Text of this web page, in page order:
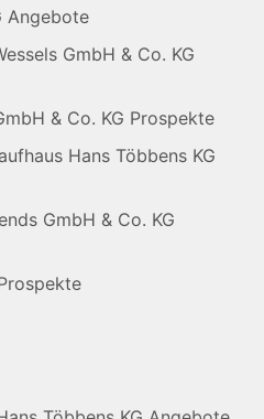
Angebote
GmbH & Co. KG
& Co. KG Prospekte
Hans Többens KG
GmbH & Co. KG